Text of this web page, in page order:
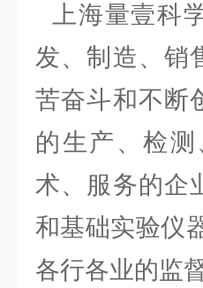
上海量壹科
发、制造、销
苦奋斗和不断
的生产、检
术、服务的企
和基础实验仪
各行各业的监